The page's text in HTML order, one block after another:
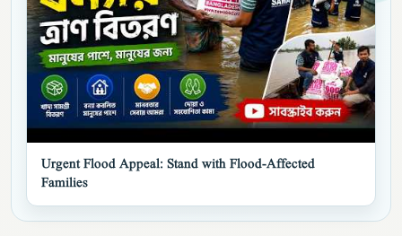
▶
Urgent Flood Appeal: Stand with Flood-Affected
Families